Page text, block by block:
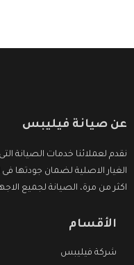
عن صيانة فيليبس
نقدم لعملائنا خدمات الصيانة
الغيار الاصلية لضمان جودتها
اكثر من مرة، الصيانة لجميع
الأقسام
شركة فيليبس